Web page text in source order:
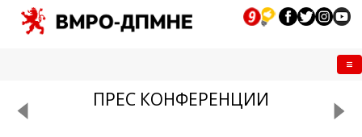
ПРЕС КОНФЕРЕНЦИИ